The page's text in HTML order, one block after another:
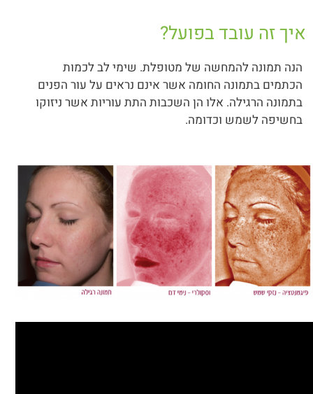
איך זה עובד בפועל?
הנה תמונה להמחשה של מטופלת. שימי לב לכמות
הכתמים בתמונה החומה אשר אינם נראים על עור הפנים
בתמונה הרגילה. אלו הן השכבות התת עוריות אשר ניזוקו
בחשיפה לשמש וכדומה.